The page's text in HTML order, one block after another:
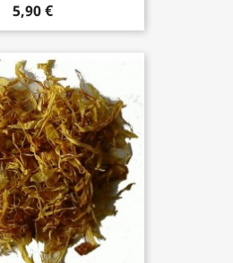
5,90 €